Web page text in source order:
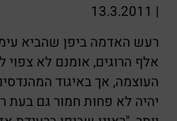
| 13.3.2011
אלף הרוגים, אומנם לא
העוצמה, אך באיגוד
יהיה לא פחות חמור גם בעת